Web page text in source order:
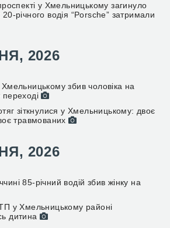
у Хмельницькому загинуло
річного водія “Porsche” затримали
2026
збив чоловіка на
переході
зіткнулися у Хмельницькому: двоє
травмованих
2026
85-річний водій збив жінку на
у Хмельницькому районі
дитина